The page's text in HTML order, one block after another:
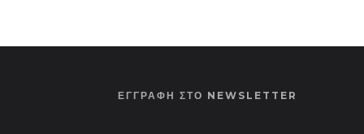
ΕΓΓΡΑΦΗ ΣΤΟ NEWSLETTER